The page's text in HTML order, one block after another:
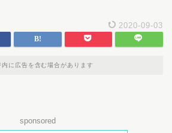
2020-09-03
内に広告を含む場合があります
sponsored